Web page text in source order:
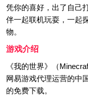
凭你的喜好，出了自己
伴一起联机玩耍，一起
物。
游戏介绍
《我的世界》（
网易游戏代理运营的中
的免费下载。